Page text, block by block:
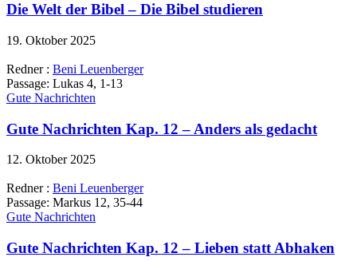
Die Welt der Bibel – Die Bibel studieren
19. Oktober 2025
Redner : Beni Leuenberger
Passage: Lukas 4, 1-13
Gute Nachrichten
Gute Nachrichten Kap. 12 – Anders als gedacht
12. Oktober 2025
Redner : Beni Leuenberger
Passage: Markus 12, 35-44
Gute Nachrichten
Gute Nachrichten Kap. 12 – Lieben statt Abhaken